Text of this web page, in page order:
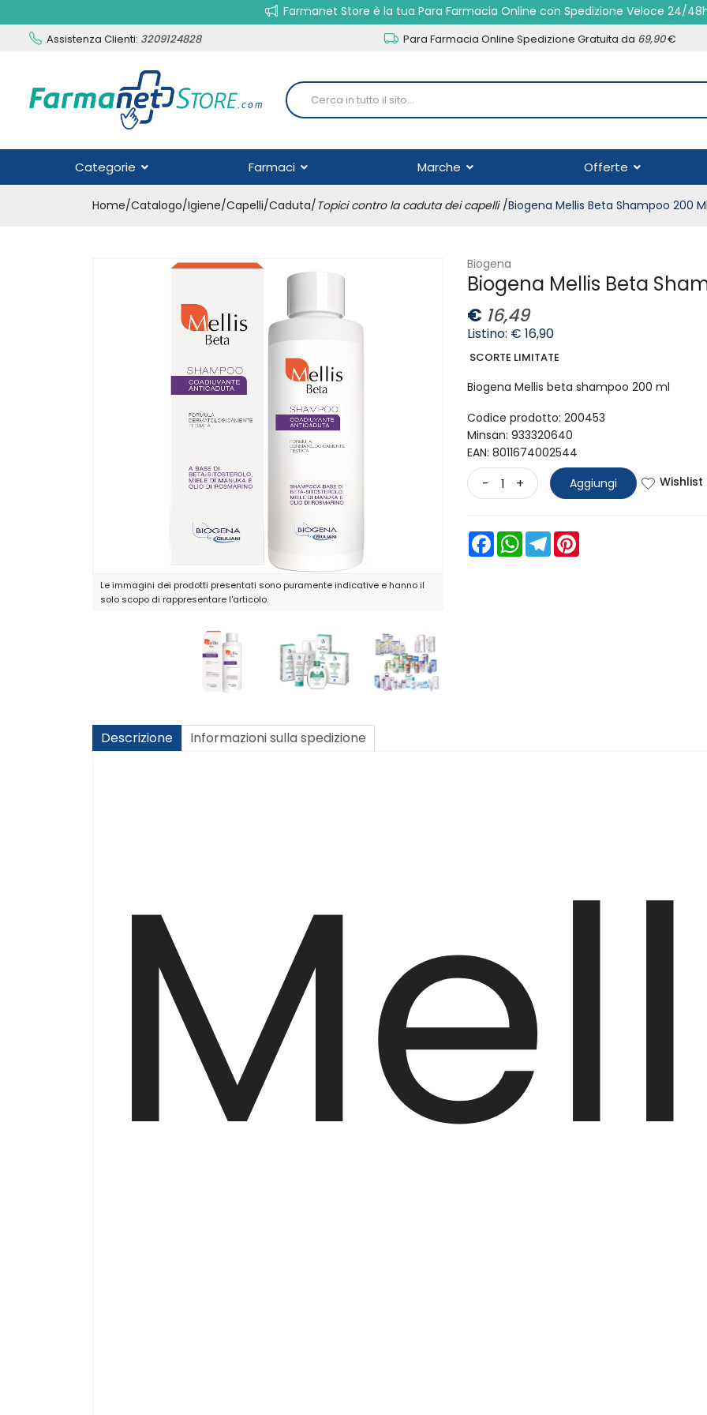
Farmanet Store è la tua Para Farmacia Online con Spedizione Veloce 24/
Assistenza Clienti: 3209124828 Para Farmacia Online Spedizione Gratuita da 69,90€
Categorie Farmaci Marche Offerte
Home Catalogo/Igiene/Capelli/Caduta/Topici contro la caduta dei capelli Biogena Mellis Beta Shampoo 200
Le immagini dei prodotti presentati sono puramente indicative e hanno il
solo scopo di rappresentare l'articolo.
Biogena
Biogena Mellis Beta
€ 16,49
Listino: € 16,90
SCORTE LIMITATE
Biogena Mellis beta shampoo 200 ml
Codice prodotto: 200453
Minsan: 933320640
EAN: 8011674002544
- + Aggiungi Wishlist
FacebookWhatsAppTelegram
Descrizione Informazioni sulla spedizione